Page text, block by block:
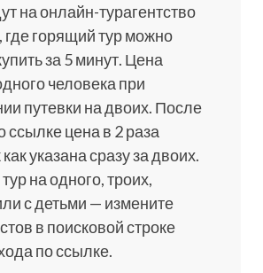
на онлайн-турагентство
где горящий тур можно
за 5 минут. Цена
человека при
путевки на двоих. После
ссылке цена в 2 раза
указана сразу за двоих.
на одного, троих,
с детьми — измените
в поисковой строке
по ссылке.